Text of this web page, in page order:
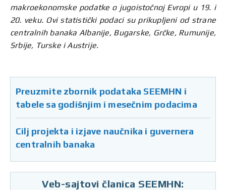
makroekonomske podatke o jugoistočnoj Evropi u 19. i
20. veku. Ovi statistički podaci su prikupljeni od strane
centralnih banaka Albanije, Bugarske, Grčke, Rumunije,
Srbije, Turske i Austrije.
Preuzmite zbornik podataka SEEMHN i
tabele sa godišnjim i mesečnim podacima
Cilj projekta i izjave naučnika i guvernera
centralnih banaka
Veb-sajtovi članica SEEMHN: